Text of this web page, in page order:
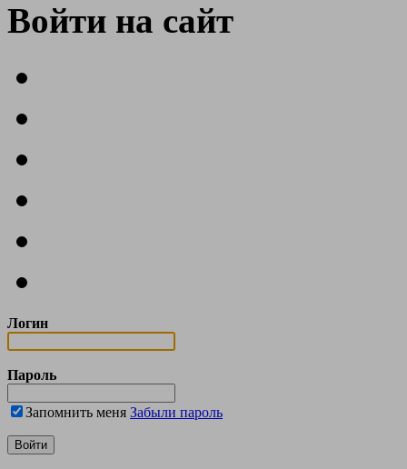
Войти на сайт
Логин
Пароль
Запомнить меня Забыли пароль